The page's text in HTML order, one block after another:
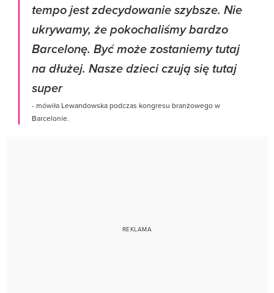
tempo jest zdecydowanie szybsze. Nie
ukrywamy, że pokochaliśmy bardzo
Barcelonę. Być może zostaniemy tutaj
na dłużej. Nasze dzieci czują się tutaj
super
- mówiła Lewandowska podczas kongresu branżowego w
Barcelonie.